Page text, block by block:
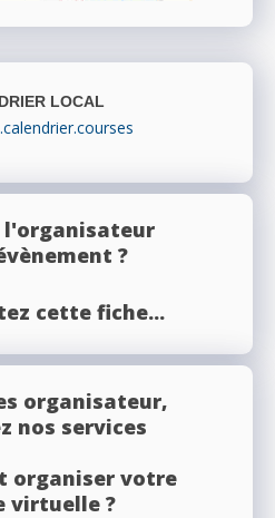
LOCAL
l'organisateur
?
cette fiche...
organisateur,
nos services
organiser votre
virtuelle ?